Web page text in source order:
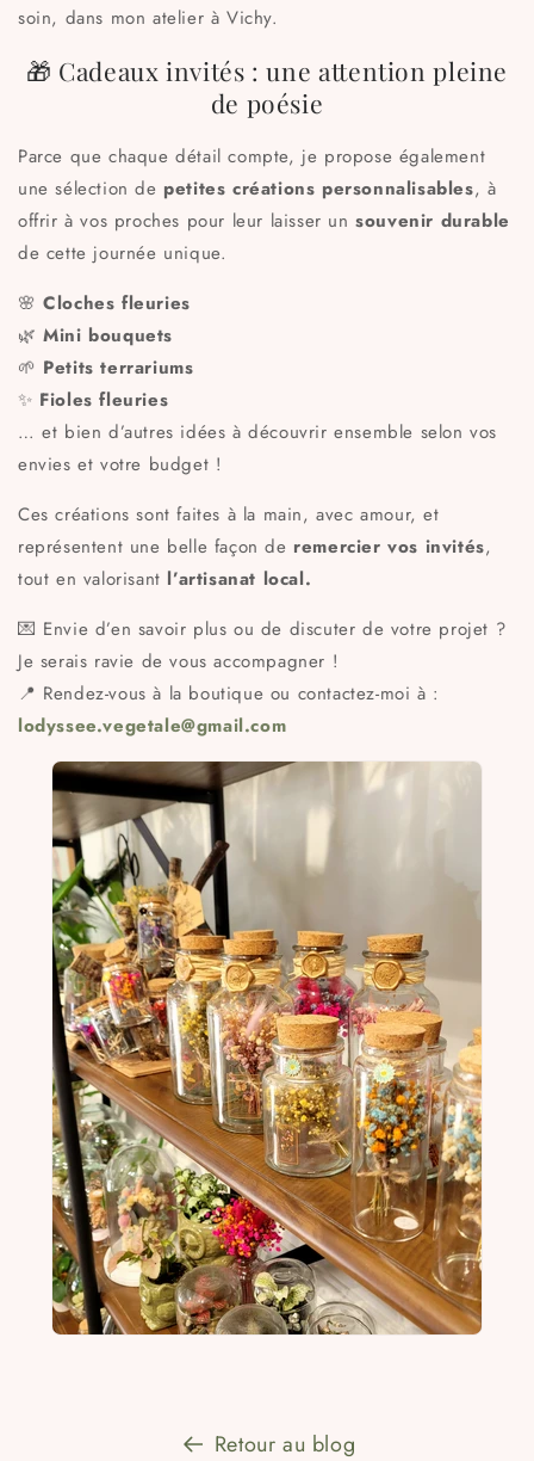
soin, dans mon atelier à Vichy.
🎁 Cadeaux invités : une attention pleine
de poésie
Parce que chaque détail compte, je propose également
une sélection de petites créations personnalisables, à
offrir à vos proches pour leur laisser unsouvenir durable
de cette journée unique.
🌸Cloches fleuries
🌿Mini bouquets
🌱 Petits terrariums
✨ Fioles fleuries
… et bien d’autres idées à découvrir ensemble selon vos
envies et votre budget !
Ces créations sont faites à la main, avec amour, et
représentent une belle façon de remercier vos invités,
tout en valorisant l’artisanat local.
💌 Envie d’en savoir plus ou de discuter de votre projet ?
Je serais ravie de vous accompagner !
📍 Rendez-vous à la boutique ou contactez-moi à :
lodyssee.vegetale@gmail.com
Retour au blog